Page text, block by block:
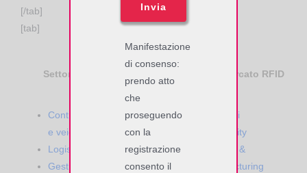
[/tab]
[tab]
Settori Applicativi RFID Settori di Mercato RFID
Controllo accessi di persone
e veicoli
Logistica RFID
Gestione Produzione
Trasporti
Smart City
Industry &
Manufacturing
Invia
Manifestazione
di consenso:
prendo atto
che
proseguendo
con la
registrazione
consento il